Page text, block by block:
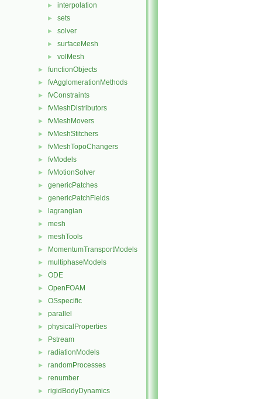
► interpolation
► sets
► solver
► surfaceMesh
► volMesh
► functionObjects
► fvAgglomerationMethods
► fvConstraints
► fvMeshDistributors
► fvMeshMovers
► fvMeshStitchers
► fvMeshTopoChangers
► fvModels
► fvMotionSolver
► genericPatches
► genericPatchFields
► lagrangian
► mesh
► meshTools
► MomentumTransportModels
► multiphaseModels
► ODE
► OpenFOAM
► OSspecific
► parallel
► physicalProperties
► Pstream
► radiationModels
► randomProcesses
► renumber
► rigidBodyDynamics